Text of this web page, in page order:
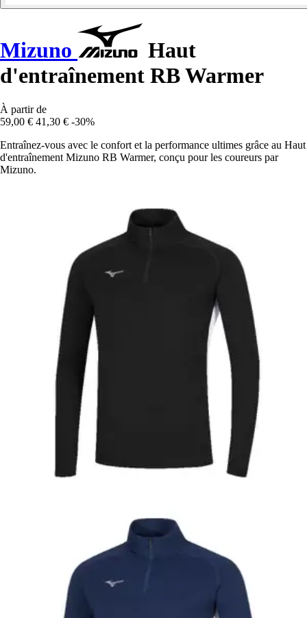
Mizuno
Haut
d'entraînement RB Warmer
À partir de
59,00 € 41,30 € -30%
Entraînez-vous avec le confort et la performance ultimes grâce au Haut
d'entraînement Mizuno RB Warmer, conçu pour les coureurs par
Mizuno.